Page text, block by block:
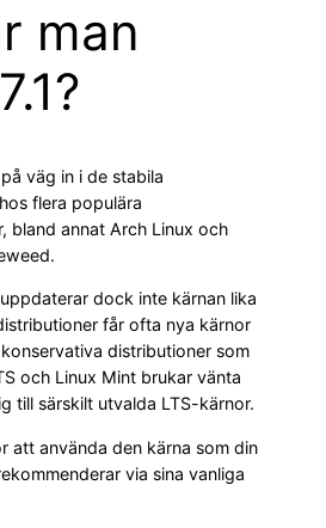
man
på väg in i de stabila
flera populära
bland annat Arch Linux och
dock inte kärnan lika
får ofta nya kärnor
distributioner som
och Linux Mint brukar vänta
till särskilt utvalda LTS-kärnor.
att använda den kärna som din
via sina vanliga